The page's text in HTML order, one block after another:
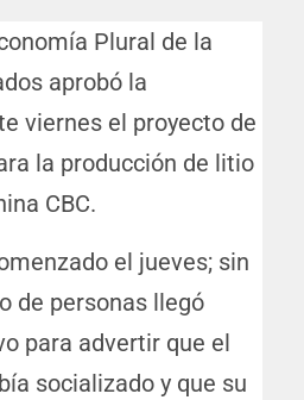
Plural de la
aprobó la
viernes el proyecto de
la producción de litio
CBC.
el jueves; sin
de personas llegó
para advertir que el
socializado y que su